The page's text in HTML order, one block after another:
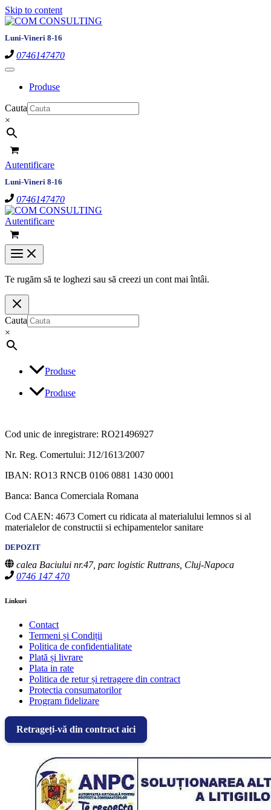
Skip to content
Luni-Vineri 8-16
0746147470
Produse
Cauta
×
Autentificare
Luni-Vineri 8-16
0746147470
Autentificare
Te rugăm să te loghezi sau să creezi un cont mai întâi.
Cauta
×
Produse
Produse
Cod unic de inregistrare: RO21496927
Nr. Reg. Comertului: J12/1613/2007
IBAN: RO13 RNCB 0106 0881 1430 0001
Banca: Banca Comerciala Romana
Cod CAEN: 4673 Comert cu ridicata al materialului lemnos si al
materialelor de constructii si echipamentelor sanitare
DEPOZIT
calea Baciului nr.47, parc logistic Ruttrans, Cluj-Napoca
0746 147 470
Linkuri
Contact
Termeni și Condiții
Politica de confidentialitate
Plată și livrare
Plata in rate
Politica de retur și retragere din contract
Protectia consumatorilor
Program fidelizare
Retrageți-vă din contract aici